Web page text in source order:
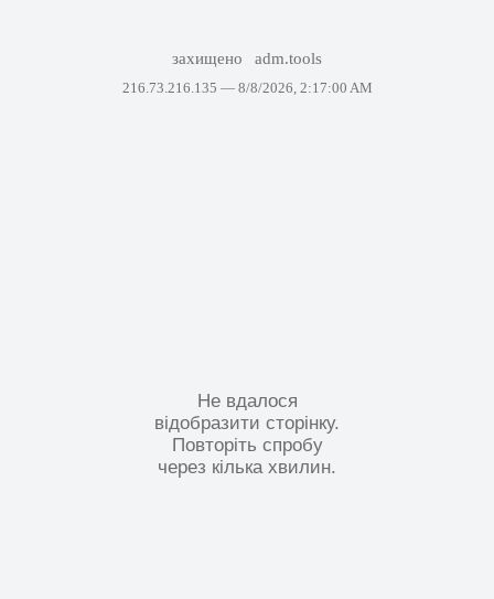
захищено adm.tools
216.73.216.135 — 8/8/2026, 2:17:00 AM
Не вдалося
відобразити сторінку.
Повторіть спробу
через кілька хвилин.